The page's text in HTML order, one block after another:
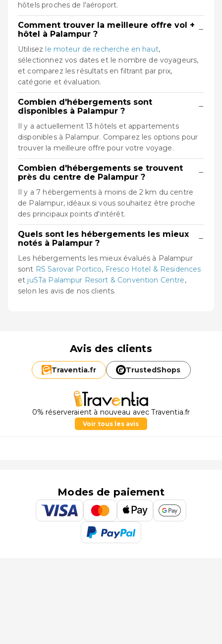
hôtels proches de l'aéroport.
Comment trouver la meilleure offre vol +
hôtel à Palampur ?
−
Utilisez le moteur de recherche en haut,
sélectionnez vos dates et le nombre de voyageurs,
et comparez les résultats en filtrant par prix,
catégorie et évaluation.
Combien d'hébergements sont
disponibles à Palampur ?
−
Il y a actuellement 13 hôtels et appartements
disponibles à Palampur. Comparez les options pour
trouver la meilleure offre pour votre voyage.
Combien d'hébergements se trouvent
près du centre de Palampur ?
−
Il y a 7 hébergements à moins de 2 km du centre
de Palampur, idéaux si vous souhaitez être proche
des principaux points d'intérêt.
Quels sont les hébergements les mieux
notés à Palampur ?
−
Les hébergements les mieux évalués à Palampur
sont RS Sarovar Portico, Fresco Hotel & Residences
et juSTa Palampur Resort & Convention Centre,
selon les avis de nos clients.
Avis des clients
Traventia.fr TrustedShops
0% réserveraient à nouveau avec Traventia.fr
Voir tous les avis
Modes de paiement